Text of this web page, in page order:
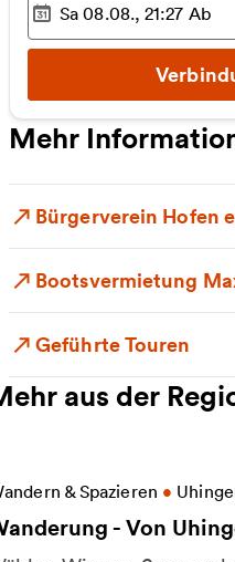
Ausgewählter Zeitpunkt
Sa 08.08., 21:27 Ab
Mehr
Bürgerverein Hofen
Bootsvermietung
Geführte Touren
aus der
& Spazieren •
- Von
Informationen zu